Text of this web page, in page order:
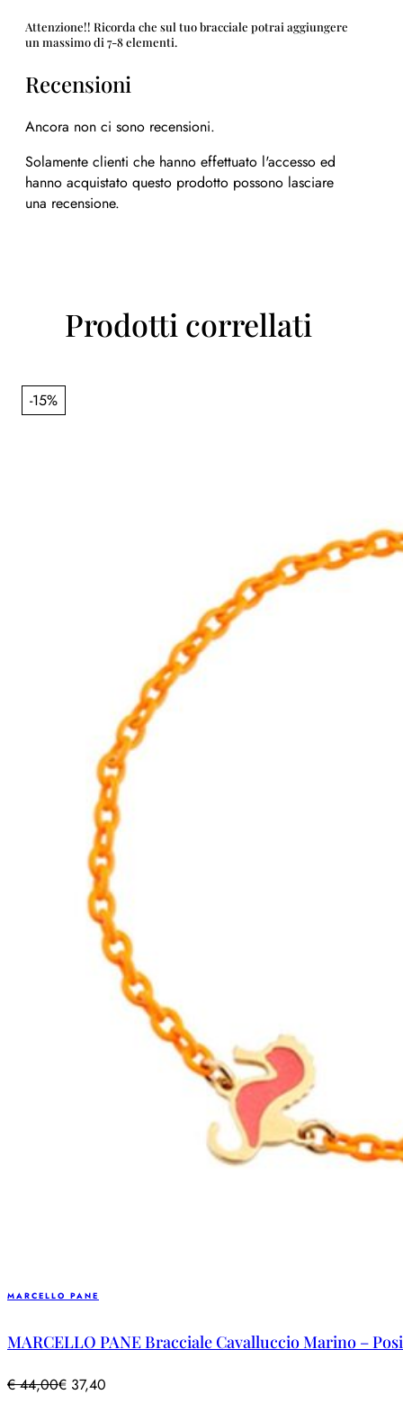
Attenzione!! Ricorda che sul tuo bracciale potrai aggiungere
un massimo di 7-8 elementi.
Recensioni
Ancora non ci sono recensioni.
Solamente clienti che hanno effettuato l'accesso ed
hanno acquistato questo prodotto possono lasciare
una recensione.
Prodotti correllati
-15%
MARCELLO PANE
MARCELLO PANE Bracciale Cavalluccio Marino –
€44,00€ 37,40